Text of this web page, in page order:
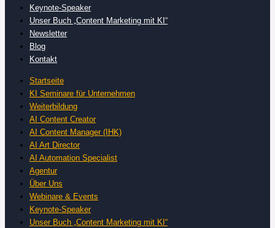
Keynote-Speaker
Unser Buch „Content Marketing mit KI“
Newsletter
Blog
Kontakt
Startseite
KI Seminare für Unternehmen
Weiterbildung
AI Content Creator
AI Content Manager (IHK)
AI Art Director
AI Automation Specialist
Agentur
Über Uns
Webinare & Events
Keynote-Speaker
Unser Buch „Content Marketing mit KI“